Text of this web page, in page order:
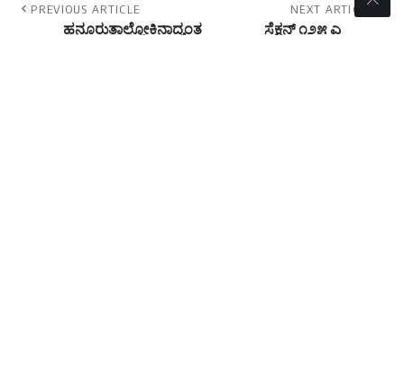
PREVIOUS ARTICLE
ಹನೂರುತಾಲ್ಲೋಕಿನಾದ್ಯಂತ
NEXT ARTICLE
ಸೆಕ್ಷನ್ ೧೨೫ ಎ